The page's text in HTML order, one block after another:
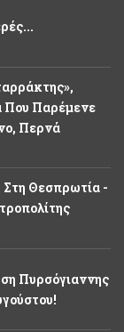
Που Παρέμενε
Περνά
Θεσπρωτία -
Πυρσόγιαννης